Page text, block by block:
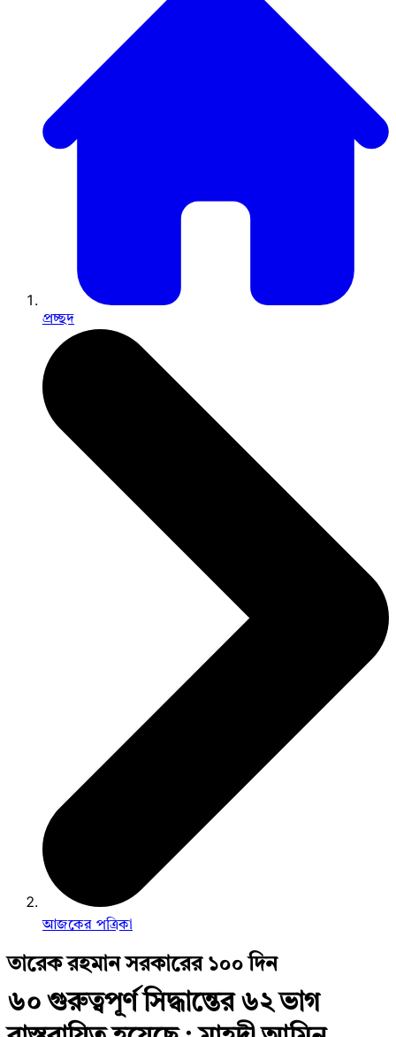
প্রচ্ছদ
আজকের পত্রিকা
তারেক রহমান সরকারের ১০০ দিন
৬০ গুরুত্বপূর্ণ সিদ্ধান্তের ৬২ ভাগ